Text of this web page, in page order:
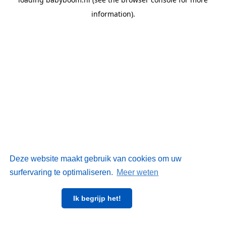
Deze website maakt gebruik van cookies om uw
surfervaring te optimaliseren. Meer weten
Ik begrijp het!
information).